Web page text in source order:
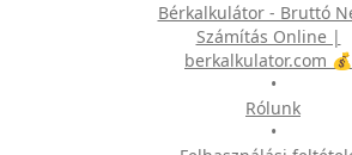
Bérkalkulátor - Bruttó
Számítás Online |
berkalkulator.com 💰
•
Rólunk
•